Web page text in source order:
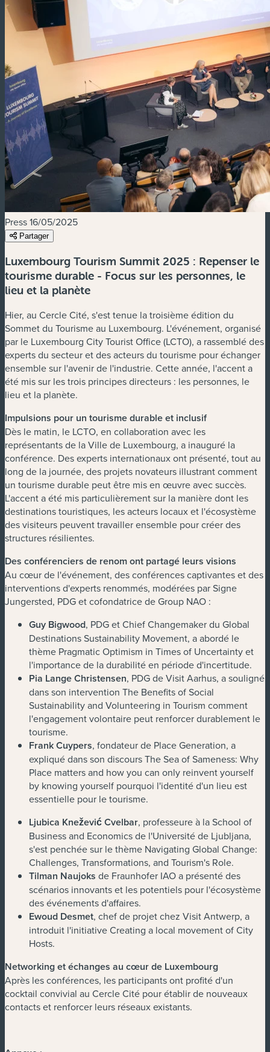
Press16/05/2025
Partager
Luxembourg Tourism Summit 2025 : Repenser le
tourisme durable - Focus sur les personnes, le
lieu et la planète
Hier, au Cercle Cité, s'est tenue la troisième édition du
Sommet du Tourisme au Luxembourg. L'événement, organisé
par le Luxembourg City Tourist Office (LCTO), a rassemblé des
experts du secteur et des acteurs du tourisme pour échanger
ensemble sur l'avenir de l'industrie. Cette année, l'accent a
été mis sur les trois principes directeurs : les personnes, le
lieu et la planète.
Impulsions pour un tourisme durable et inclusif
Dès le matin, le LCTO, en collaboration avec les
représentants de la Ville de Luxembourg, a inauguré la
conférence. Des experts internationaux ont présenté, tout au
long de la journée, des projets novateurs illustrant comment
un tourisme durable peut être mis en œuvre avec succès.
L'accent a été mis particulièrement sur la manière dont les
destinations touristiques, les acteurs locaux et l'écosystème
des visiteurs peuvent travailler ensemble pour créer des
structures résilientes.
Des conférenciers de renom ont partagé leurs visions
Au cœur de l'événement, des conférences captivantes et des
interventions d'experts renommés, modérées par Signe
Jungersted, PDG et cofondatrice de Group NAO :
Guy Bigwood, PDG et Chief Changemaker du Global
Destinations Sustainability Movement, a abordé le
thème Pragmatic Optimism in Times of Uncertainty et
l'importance de la durabilité en période d'incertitude.
Pia Lange Christensen, PDG de Visit Aarhus, a souligné
dans son intervention The Benefits of Social
Sustainability and Volunteering in Tourism comment
l'engagement volontaire peut renforcer durablement le
tourisme.
Frank Cuypers, fondateur de Place Generation, a
expliqué dans son discours The Sea of Sameness: Why
Place matters and how you can only reinvent yourself
by knowing yourself pourquoi l'identité d'un lieu est
essentielle pour le tourisme.
Ljubica Knežević Cvelbar, professeure à la School of
Business and Economics de l'Université de Ljubljana,
s'est penchée sur le thème Navigating Global Change:
Challenges, Transformations, and Tourism's Role.
Tilman Naujoks de Fraunhofer IAO a présenté des
scénarios innovants et les potentiels pour l'écosystème
des événements d'affaires.
Ewoud Desmet, chef de projet chez Visit Antwerp, a
introduit l'initiative Creating a local movement of City
Hosts.
Networking et échanges au cœur de Luxembourg
Après les conférences, les participants ont profité d'un
cocktail convivial au Cercle Cité pour établir de nouveaux
contacts et renforcer leurs réseaux existants.